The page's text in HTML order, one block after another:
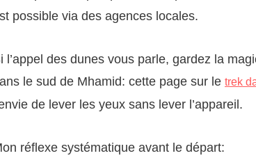
possible via des agences locales.
l’appel des dunes vous parle, gardez la
le sud de Mhamid: cette page sur le trek
de lever les yeux sans lever l’appareil.
réflexe systématique avant le départ: